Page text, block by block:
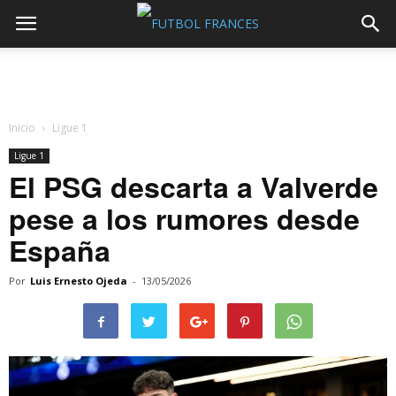
Inicio Ligue 1
Ligue 1
El PSG descarta a Valverde
pese a los rumores desde
España
Por Luis Ernesto Ojeda - 13/05/2026